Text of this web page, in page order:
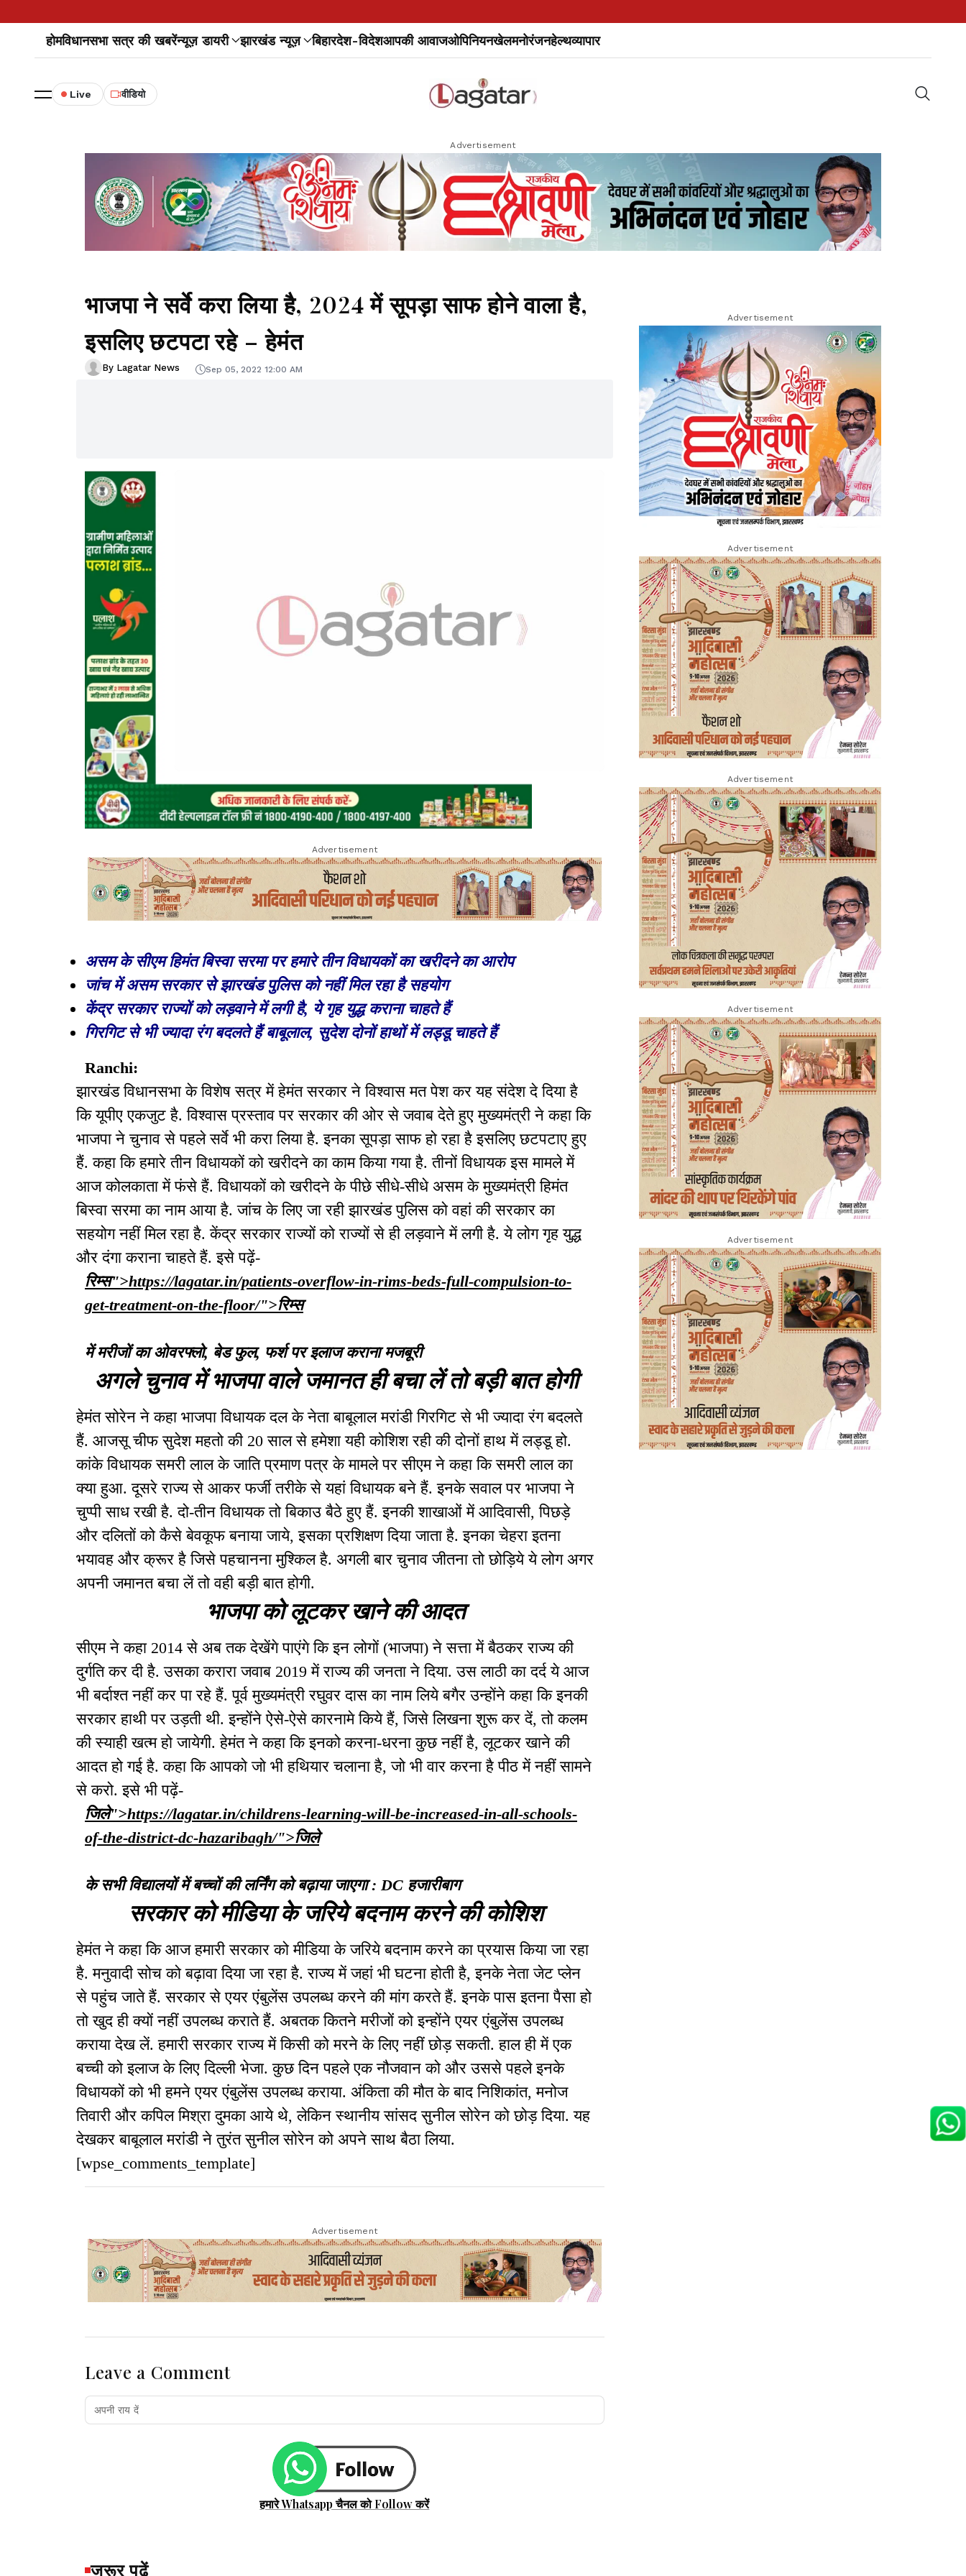
होमविधानसभा सत्र की खबरेंन्यूज़ डायरी झारखंड न्यूज़ बिहारदेश-विदेशआपकी आवाजओपिनियनखेलमनोरंजनहेल्थव्यापार
Live वीडियो
Advertisement
भाजपा ने सर्वे करा लिया है, 2024 में सूपड़ा साफ होने वाला है,
इसलिए छटपटा रहे – हेमंत
By Lagatar News Sep 05, 2022 12:00 AM
Advertisement
असम के सीएम हिमंत बिस्वा सरमा पर हमारे तीन विधायकों का खरीदने का आरोप
जांच में असम सरकार से झारखंड पुलिस को नहीं मिल रहा है सहयोग
केंद्र सरकार राज्यों को लड़वाने में लगी है, ये गृह युद्ध कराना चाहते हैं
गिरगिट से भी ज्यादा रंग बदलते हैं बाबूलाल, सुदेश दोनों हाथों में लड्डू चाहते हैं
Ranchi:
झारखंड विधानसभा के विशेष सत्र में हेमंत सरकार ने विश्वास मत पेश कर यह संदेश दे दिया है
कि यूपीए एकजुट है. विश्वास प्रस्ताव पर सरकार की ओर से जवाब देते हुए मुख्यमंत्री ने कहा कि
भाजपा ने चुनाव से पहले सर्वे भी करा लिया है. इनका सूपड़ा साफ हो रहा है इसलिए छटपटाए हुए
हैं. कहा कि हमारे तीन विधायकों को खरीदने का काम किया गया है. तीनों विधायक इस मामले में
आज कोलकाता में फंसे हैं. विधायकों को खरीदने के पीछे सीधे-सीधे असम के मुख्यमंत्री हिमंत
बिस्वा सरमा का नाम आया है. जांच के लिए जा रही झारखंड पुलिस को वहां की सरकार का
सहयोग नहीं मिल रहा है. केंद्र सरकार राज्यों को राज्यों से ही लड़वाने में लगी है. ये लोग गृह युद्ध
और दंगा कराना चाहते हैं. इसे पढ़ें-
रिम्स">https://lagatar.in/patients-overflow-in-rims-beds-full-compulsion-to-
get-treatment-on-the-floor/">रिम्स
में मरीजों का ओवरफ्लो, बेड फुल, फर्श पर इलाज कराना मजबूरी
अगले चुनाव में भाजपा वाले जमानत ही बचा लें तो बड़ी बात होगी
हेमंत सोरेन ने कहा भाजपा विधायक दल के नेता बाबूलाल मरांडी गिरगिट से भी ज्यादा रंग बदलते
हैं. आजसू चीफ सुदेश महतो की 20 साल से हमेशा यही कोशिश रही की दोनों हाथ में लड्डू हो.
कांके विधायक समरी लाल के जाति प्रमाण पत्र के मामले पर सीएम ने कहा कि समरी लाल का
क्या हुआ. दूसरे राज्य से आकर फर्जी तरीके से यहां विधायक बने हैं. इनके सवाल पर भाजपा ने
चुप्पी साध रखी है. दो-तीन विधायक तो बिकाउ बैठे हुए हैं. इनकी शाखाओं में आदिवासी, पिछड़े
और दलितों को कैसे बेवकूफ बनाया जाये, इसका प्रशिक्षण दिया जाता है. इनका चेहरा इतना
भयावह और क्रूर है जिसे पहचानना मुश्किल है. अगली बार चुनाव जीतना तो छोड़िये ये लोग अगर
अपनी जमानत बचा लें तो वही बड़ी बात होगी.
भाजपा को लूटकर खाने की आदत
सीएम ने कहा 2014 से अब तक देखेंगे पाएंगे कि इन लोगों (भाजपा) ने सत्ता में बैठकर राज्य की
दुर्गति कर दी है. उसका करारा जवाब 2019 में राज्य की जनता ने दिया. उस लाठी का दर्द ये आज
भी बर्दाश्त नहीं कर पा रहे हैं. पूर्व मुख्यमंत्री रघुवर दास का नाम लिये बगैर उन्होंने कहा कि इनकी
सरकार हाथी पर उड़ती थी. इन्होंने ऐसे-ऐसे कारनामे किये हैं, जिसे लिखना शुरू कर दें, तो कलम
की स्याही खत्म हो जायेगी. हेमंत ने कहा कि इनको करना-धरना कुछ नहीं है, लूटकर खाने की
आदत हो गई है. कहा कि आपको जो भी हथियार चलाना है, जो भी वार करना है पीठ में नहीं सामने
से करो. इसे भी पढ़ें-
जिले">https://lagatar.in/childrens-learning-will-be-increased-in-all-schools-
of-the-district-dc-hazaribagh/">जिले
के सभी विद्यालयों में बच्चों की लर्निंग को बढ़ाया जाएगा : DC हजारीबाग
सरकार को मीडिया के जरिये बदनाम करने की कोशिश
हेमंत ने कहा कि आज हमारी सरकार को मीडिया के जरिये बदनाम करने का प्रयास किया जा रहा
है. मनुवादी सोच को बढ़ावा दिया जा रहा है. राज्य में जहां भी घटना होती है, इनके नेता जेट प्लेन
से पहुंच जाते हैं. सरकार से एयर एंबुलेंस उपलब्ध करने की मांग करते हैं. इनके पास इतना पैसा हो
तो खुद ही क्यों नहीं उपलब्ध कराते हैं. अबतक कितने मरीजों को इन्होंने एयर एंबुलेंस उपलब्ध
कराया देख लें. हमारी सरकार राज्य में किसी को मरने के लिए नहीं छोड़ सकती. हाल ही में एक
बच्ची को इलाज के लिए दिल्ली भेजा. कुछ दिन पहले एक नौजवान को और उससे पहले इनके
विधायकों को भी हमने एयर एंबुलेंस उपलब्ध कराया. अंकिता की मौत के बाद निशिकांत, मनोज
तिवारी और कपिल मिश्रा दुमका आये थे, लेकिन स्थानीय सांसद सुनील सोरेन को छोड़ दिया. यह
देखकर बाबूलाल मरांडी ने तुरंत सुनील सोरेन को अपने साथ बैठा लिया.
[wpse_comments_template]
Advertisement
Leave a Comment
हमारे Whatsapp चैनल को Follow करें
जरूर पढ़ें
Advertisement
Advertisement
Advertisement
Advertisement
Advertisement